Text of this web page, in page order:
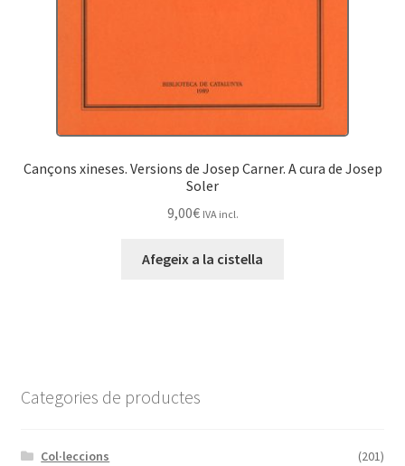
Cançons xineses. Versions de Josep Carner. A cura de Josep
Soler
9,00€ IVA incl.
Afegeix a la cistella
Categories de productes
Col·leccions
(201)